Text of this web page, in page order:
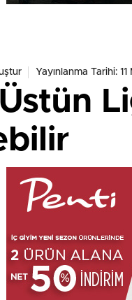
Yayınlanma Tarihi: